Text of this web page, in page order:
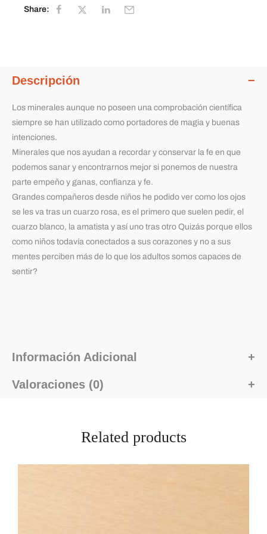
Share:
Descripción
Los minerales aunque no poseen una comprobación científica
siempre se han utilizado como portadores de magia y buenas
intenciones.
Minerales que nos ayudan a recordar y conservar la fe en que
podemos sanar y encontrarnos mejor si ponemos de nuestra
parte empeño y ganas, confianza y fe.
Grandes compañeros desde niños he podido ver como los ojos
se les va tras un cuarzo rosa, es el primero que suelen pedir, el
cuarzo blanco, la amatista y así uno tras otro Quizás porque ellos
como niños todavía conectados a sus corazones y no a sus
mentes perciben más de lo que los adultos somos capaces de
sentir?
Información Adicional
Valoraciones (0)
Related products